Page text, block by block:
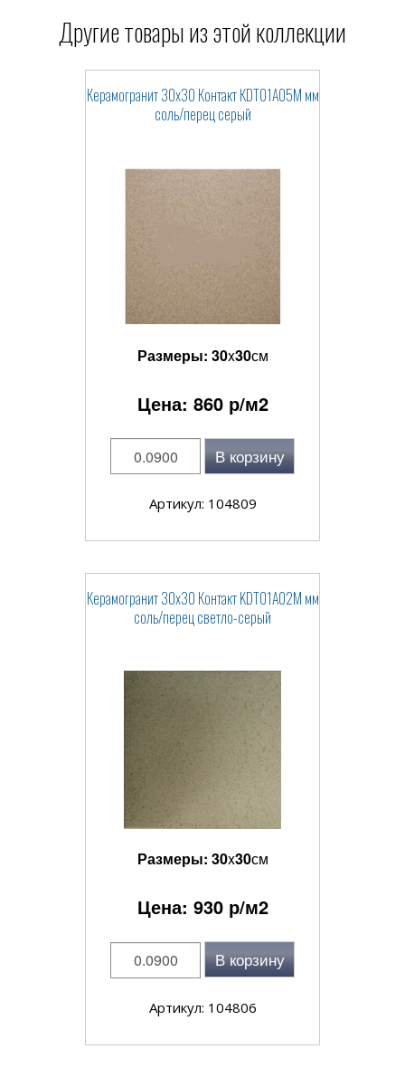
Другие товары из этой коллекции
Керамогранит 30x30 Контакт КDT01A05M мм
соль/перец серый
Размеры: 30x30см
Цена: 860р/м2
В корзину
Артикул: 104809
Керамогранит 30x30 Контакт KDT01A02M мм
соль/перец светло-серый
Размеры: 30x30см
Цена: 930р/м2
В корзину
Артикул: 104806